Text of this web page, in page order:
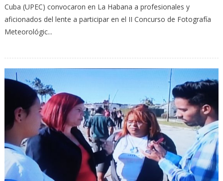
Cuba (UPEC) convocaron en La Habana a profesionales y
aficionados del lente a participar en el II Concurso de Fotografía
Meteorológic...